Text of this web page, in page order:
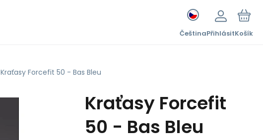
ČeštinaPřihlásitKošík
Kraťasy Forcefit 50 - Bas Bleu
Kraťasy Forcefit
50 - Bas Bleu